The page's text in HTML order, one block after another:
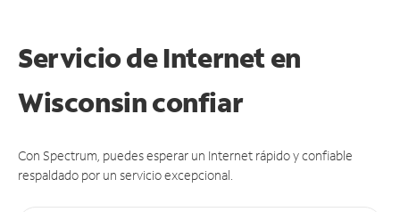
Servicio de Internet en
Wisconsinconfiar
Con Spectrum, puedes esperar un Internet rápido y confiable
respaldado por un servicio excepcional.